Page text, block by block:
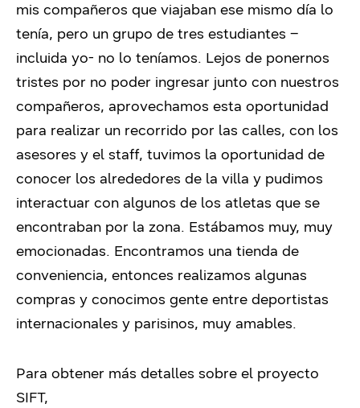
mis compañeros que viajaban ese mismo día lo
tenía, pero un grupo de tres estudiantes –
incluida yo- no lo teníamos. Lejos de ponernos
tristes por no poder ingresar junto con nuestros
compañeros, aprovechamos esta oportunidad
para realizar un recorrido por las calles, con los
asesores y el staff, tuvimos la oportunidad de
conocer los alrededores de la villa y pudimos
interactuar con algunos de los atletas que se
encontraban por la zona. Estábamos muy, muy
emocionadas. Encontramos una tienda de
conveniencia, entonces realizamos algunas
compras y conocimos gente entre deportistas
internacionales y parisinos, muy amables.
Para obtener más detalles sobre el proyecto
SIFT,